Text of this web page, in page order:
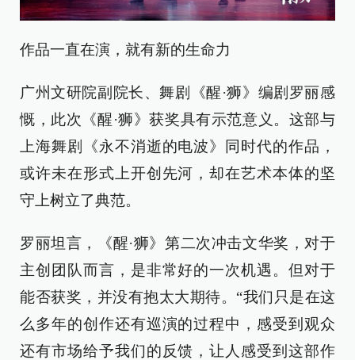
作品一直在演，就有新的生命力
广州文研院副院长、舞剧《醒·狮》编剧罗丽感
慨，此次《醒·狮》获奖具有示范意义。这部与
上海舞剧《永不消逝的电波》同时代的作品，
或许未在形式上开创先河，却在艺术本体的坚
守上树立了典范。
罗丽坦言，《醒·狮》第二次冲击文华奖，对于
主创团队而言，是非常好的一次机遇。但对于
能否获奖，并没有抱太大期待。“我们只是在这
么多年的创作还有巡演的过程中，感受到观众
还有市场给予我们的反馈，让人感受到这部作